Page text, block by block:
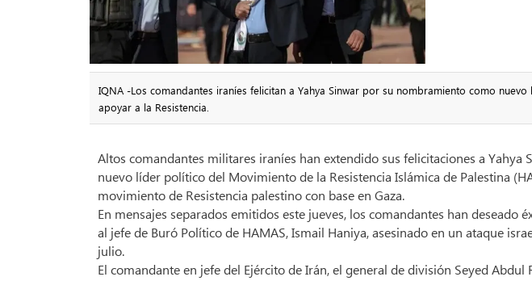
IQNA -Los comandantes iraníes felicitan a Yahya Sinwar por su nombramiento como
apoyar a la Resistencia.
Altos comandantes militares iraníes han extendido sus felicitaciones a
nuevo líder político del Movimiento de la Resistencia Islámica de Palestina
movimiento de Resistencia palestino con base en Gaza.
En mensajes separados emitidos este jueves, los comandantes han deseado
al jefe de Buró Político de HAMAS, Ismail Haniya, asesinado en un ataque
julio.
El comandante en jefe del Ejército de Irán, el general de división Seyed